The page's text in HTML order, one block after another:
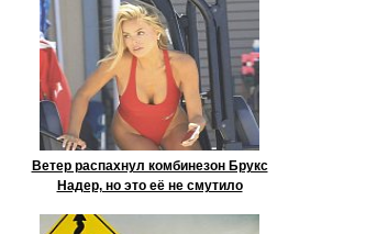
Ветер распахнул комбинезон Брукс
Надер, но это её не смутило